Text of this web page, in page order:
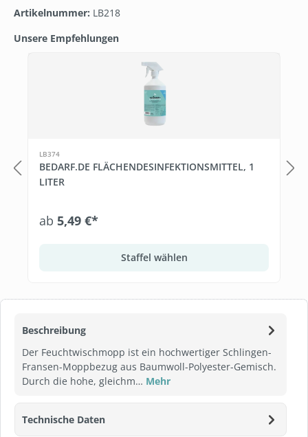
Beschreibung
Der Feuchtwischmopp ist ein hochwertiger Schlingen-
Fransen-Moppbezug aus Baumwoll-Polyester-Gemisch.
Durch die hohe, gleichm… Mehr
Technische Daten
Artikelnummer: LB218
Unsere Empfehlungen
Produktgalerie überspringen
LB374
BEDARF.DE FLÄCHENDESINFEKTIONSMITTEL, 1
LITER
ab 5,49 €*
Staffel wählen